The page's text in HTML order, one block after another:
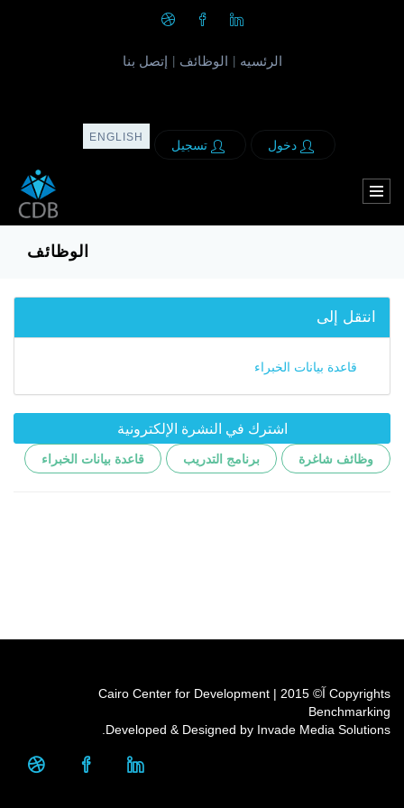
الرئسيه الوظائف إتصل بنا
دخول تسجيل
ENGLISH
الوظائف
انتقل إلى
قاعدة بيانات الخبراء
اشترك في النشرة الإلكترونية
وظائف شاغرة برنامج التدريب قاعدة بيانات الخبراء
Copyrights آ© 2015 | Cairo Center for Development
Benchmarking
Developed & Designed by Invade Media Solutions.